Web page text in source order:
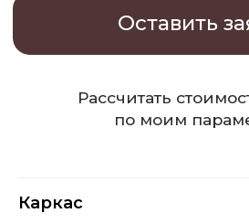
Каркас